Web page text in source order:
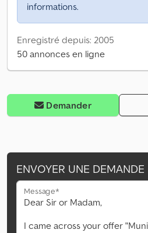
informations.
Enregistré depuis: 2005
50 annonces en ligne
Demander
ENVOYER UNE DEMANDE
Message*